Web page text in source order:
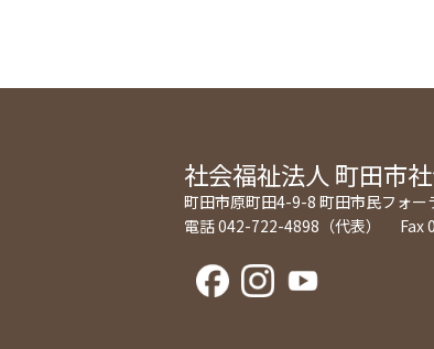
社会福祉法人 町田市
町田市原町田4-9-8 町田市民フォー
電話 042-722-4898（代表） Fax